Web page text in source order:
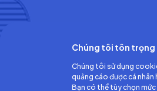
Công ty TNHH Ắc quy GS
Chúng tôi tôn trọng
Chúng tôi sử dụng
quảng cáo được cá
Bạn có thể tùy chọn